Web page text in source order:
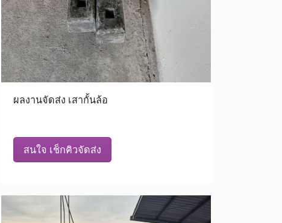
ผลงานจัดส่ง เสากั้นล้อ
สนใจ เช็กคิวจัดส่ง